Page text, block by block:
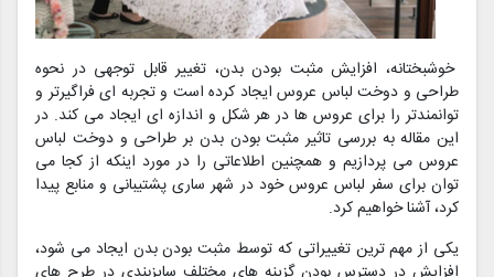
خوشبختانه، افزایش مثبت بودن بدن، تغییر قابل توجهی در نحوه
طراحی و دوخت لباس عروس ایجاد کرده است و تجربه ای فراگیرتر و
توانمندتر را برای عروس ها در هر شکل و اندازه ای ایجاد می کند. در
این مقاله به بررسی تاثیر مثبت بودن بدن بر طراحی و دوخت لباس
عروس می پردازیم و همچنین اطلاعاتی را در مورد اینکه از کجا می
توان برای سفر لباس عروس خود در شهر ساری پشتیبانی و منابع پیدا
کرد، آشنا خواهیم کرد.
یکی از مهم ترین تغییراتی که توسط مثبت بودن بدن ایجاد می شود،